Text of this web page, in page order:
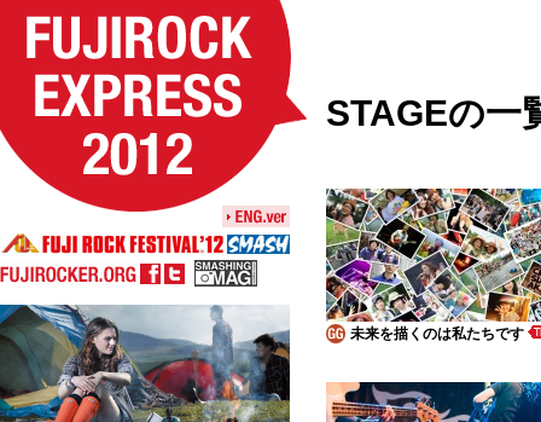
STAGEの一
未来を描くのは私たちです